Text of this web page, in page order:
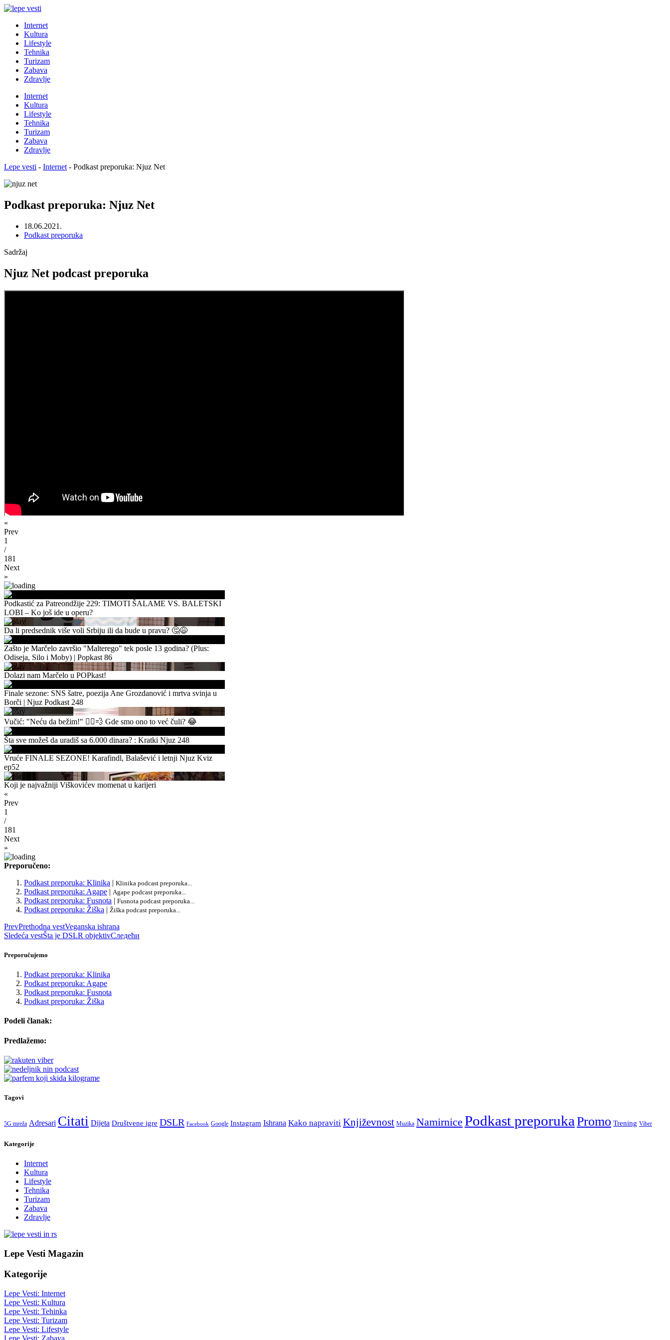
Internet
Kultura
Lifestyle
Tehnika
Turizam
Zabava
Zdravlje
Internet
Kultura
Lifestyle
Tehnika
Turizam
Zabava
Zdravlje
Lepe vesti - Internet - Podkast preporuka: Njuz Net
Podkast preporuka: Njuz Net
18.06.2021.
Podkast preporuka
Sadržaj
Njuz Net podcast preporuka
«
Prev
1
/
181
Next
»
Podkastić za Patreondžije 229: TIMOTI ŠALAME VS. BALETSKI
LOBI – Ko još ide u operu?
Da li predsednik više voli Srbiju ili da bude u pravu? 🤔😅
Zašto je Marčelo završio "Malterego" tek posle 13 godina? (Plus:
Odiseja, Silo i Moby) | Popkast 86
Dolazi nam Marčelo u POPkast!
Finale sezone: SNS šatre, poezija Ane Grozdanović i mrtva svinja u
Borči | Njuz Podkast 248
Vučić: "Neću da bežim!" 🏃‍♂️💨 Gde smo ono to već čuli? 😂
Šta sve možeš da uradiš sa 6.000 dinara? : Kratki Njuz 248
Vruće FINALE SEZONE! Karafindl, Balašević i letnji Njuz Kviz
ep52
Koji je najvažniji Viškovićev momenat u karijeri
«
Prev
1
/
181
Next
»
Preporučeno:
Podkast preporuka: Klinika | Klinika podcast preporuka...
Podkast preporuka: Agape | Agape podcast preporuka...
Podkast preporuka: Fusnota | Fusnota podcast preporuka...
Podkast preporuka: Žiška | Žiška podcast preporuka...
PrevPrethodna vestVeganska ishrana
Sledeća vestŠta je DSLR objektivСледећи
Preporučujemo
Podkast preporuka: Klinika
Podkast preporuka: Agape
Podkast preporuka: Fusnota
Podkast preporuka: Žiška
Podeli članak:
Predlažemo:
Tagovi
5G mreža Adresari Citati Dijeta Društvene igre DSLR Facebook Google Instagram Ishrana Kako napraviti Književnost Muzika Namirnice Podkast preporuka Promo Trening Viber
Kategorije
Internet
Kultura
Lifestyle
Tehnika
Turizam
Zabava
Zdravlje
Lepe Vesti Magazin
Kategorije
Lepe Vesti: Internet
Lepe Vesti: Kultura
Lepe Vesti: Tehinka
Lepe Vesti: Turizam
Lepe Vesti: Lifestyle
Lepe Vesti: Zabava